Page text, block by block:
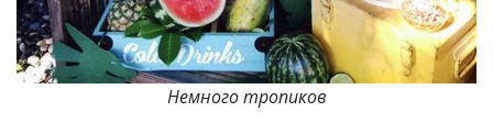
Немного тропиков